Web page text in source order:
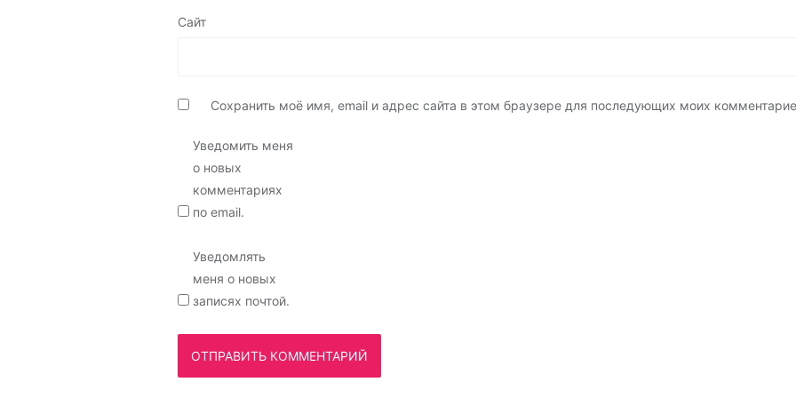
Сайт
Сохранить моё имя, email и адрес сайта в этом браузере для последующих моих
Уведомить меня
о новых
комментариях
по email.
Уведомлять
меня о новых
записях почтой.